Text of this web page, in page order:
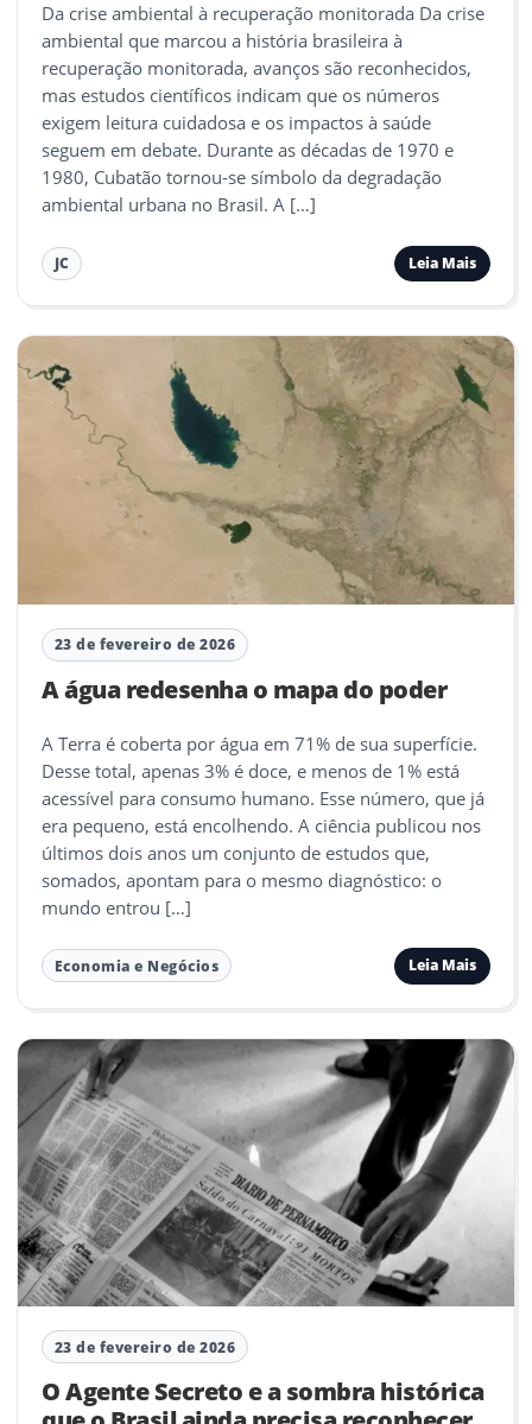
Da crise ambiental à recuperação monitorada Da crise
ambiental que marcou a história brasileira à
recuperação monitorada, avanços são reconhecidos,
mas estudos científicos indicam que os números
exigem leitura cuidadosa e os impactos à saúde
seguem em debate. Durante as décadas de 1970 e
1980, Cubatão tornou-se símbolo da degradação
ambiental urbana no Brasil. A […]
JC Leia Mais
23 de fevereiro de 2026
A água redesenha o mapa do poder
A Terra é coberta por água em 71% de sua superfície.
Desse total, apenas 3% é doce, e menos de 1% está
acessível para consumo humano. Esse número, que já
era pequeno, está encolhendo. A ciência publicou nos
últimos dois anos um conjunto de estudos que,
somados, apontam para o mesmo diagnóstico: o
mundo entrou […]
Economia e Negócios Leia Mais
23 de fevereiro de 2026
O Agente Secreto e a sombra histórica